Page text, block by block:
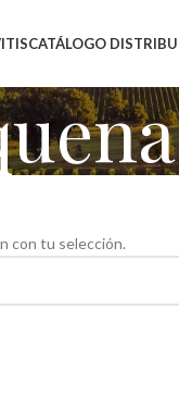
CATÁLOGO
con tu selección.